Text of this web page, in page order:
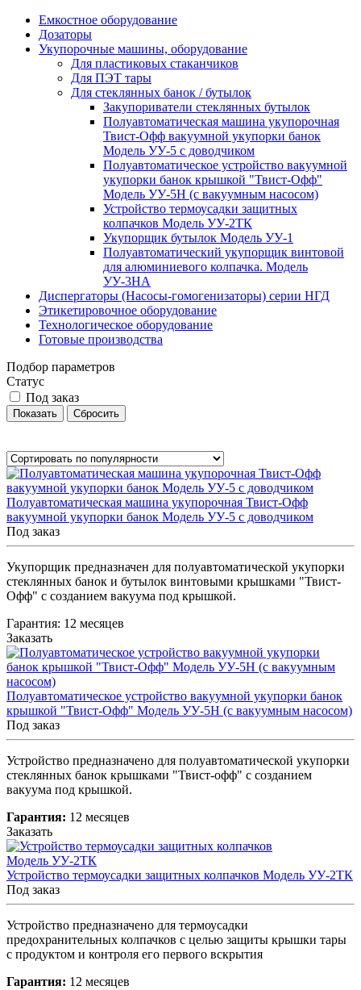
Емкостное оборудование
Дозаторы
Укупорочные машины, оборудование
Для пластиковых стаканчиков
Для ПЭТ тары
Для стеклянных банок / бутылок
Закупориватели стеклянных бутылок
Полуавтоматическая машина укупорочная
Твист-Офф вакуумной укупорки банок
Модель УУ-5 с доводчиком
Полуавтоматическое устройство вакуумной
укупорки банок крышкой "Твист-Офф"
Модель УУ-5Н (с вакуумным насосом)
Устройство термоусадки защитных
колпачков Модель УУ-2ТК
Укупорщик бутылок Модель УУ-1
Полуавтоматический укупорщик винтовой
для алюминиевого колпачка. Модель
УУ-3НА
Диспергаторы (Насосы-гомогенизаторы) серии НГД
Этикетировочное оборудование
Технологическое оборудование
Готовые производства
Подбор параметров
Статус
Под заказ
Полуавтоматическая машина укупорочная Твист-Офф
вакуумной укупорки банок Модель УУ-5 с доводчиком
Под заказ
Укупорщик предназначен для полуавтоматической укупорки
стеклянных банок и бутылок винтовыми крышками "Твист-
Офф" с созданием вакуума под крышкой.
Гарантия: 12 месяцев
Заказать
Полуавтоматическое устройство вакуумной укупорки банок
крышкой "Твист-Офф" Модель УУ-5Н (с вакуумным насосом)
Под заказ
Устройство предназначено для полуавтоматической укупорки
стеклянных банок крышками "Твист-офф" с созданием
вакуума под крышкой.
Гарантия: 12 месяцев
Заказать
Устройство термоусадки защитных колпачков Модель УУ-2ТК
Под заказ
Устройство предназначено для термоусадки
предохранительных колпачков с целью защиты крышки тары
с продуктом и контроля его первого вскрытия
Гарантия: 12 месяцев